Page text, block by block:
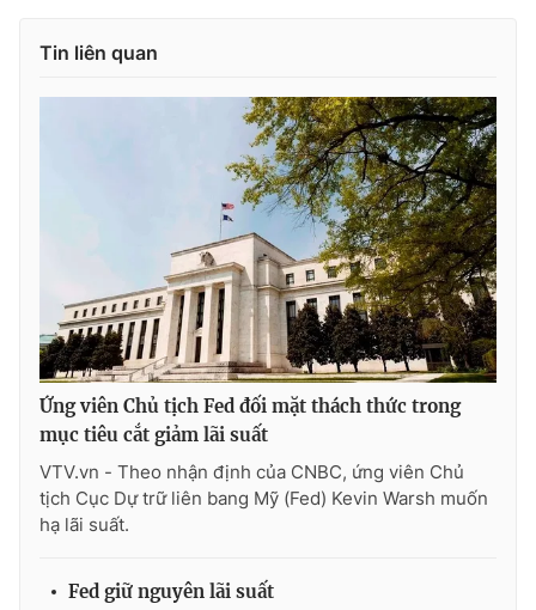
Email: toasoan@vtv.vn
® Cấm sao chép dưới mọi hình thức nếu không có sự chấp
thuận bằng văn bản. Ghi rõ nguồn VTV.vn khi phát hành lại
thông tin từ website này.
Tin liên quan
Ứng viên Chủ tịch Fed đối mặt thách thức trong
mục tiêu cắt giảm lãi suất
VTV.vn - Theo nhận định của CNBC, ứng viên Chủ
tịch Cục Dự trữ liên bang Mỹ (Fed) Kevin Warsh muốn
hạ lãi suất.
Fed giữ nguyên lãi suất